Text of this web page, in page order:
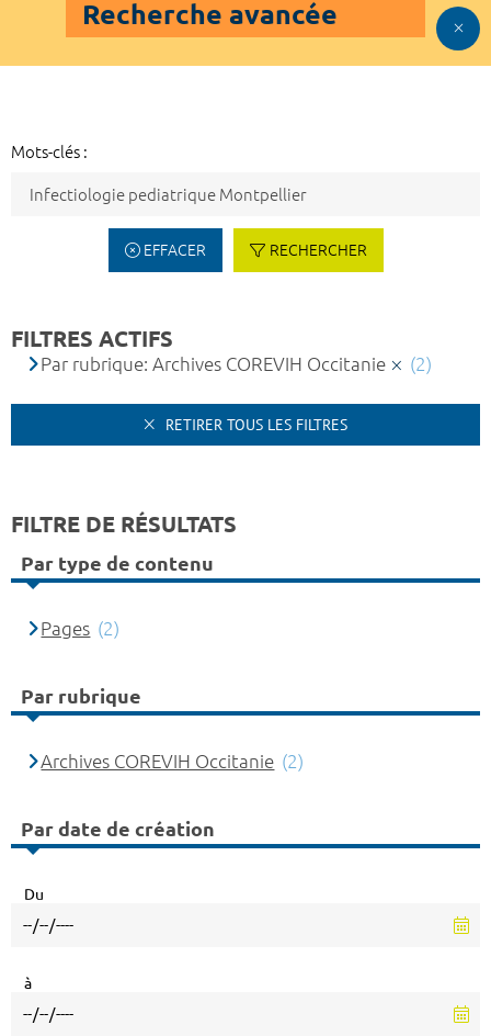
Recherche avancée
Mots-clés :
EFFACER RECHERCHER
FILTRES ACTIFS
Par rubrique: Archives COREVIH Occitanie (2)
RETIRER TOUS LES FILTRES
FILTRE DE RÉSULTATS
Par type de contenu
Pages (2)
Par rubrique
Archives COREVIH Occitanie (2)
Par date de création
Du
à